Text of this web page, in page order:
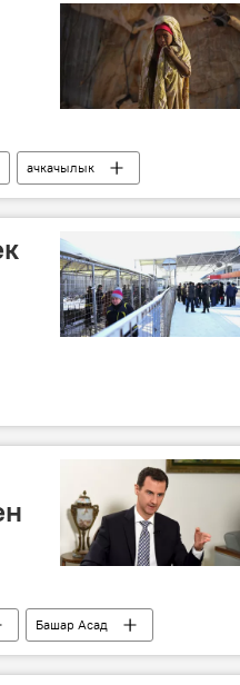
ачкачылык
Башар Асад